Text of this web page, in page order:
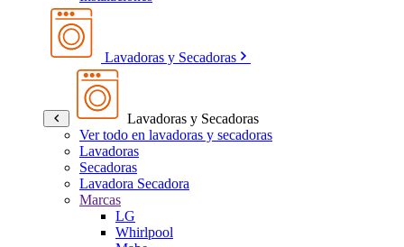
Lavadoras y Secadoras
Lavadoras y Secadoras
Ver todo en lavadoras y secadoras
Lavadoras
Secadoras
Lavadora Secadora
Marcas
LG
Whirlpool